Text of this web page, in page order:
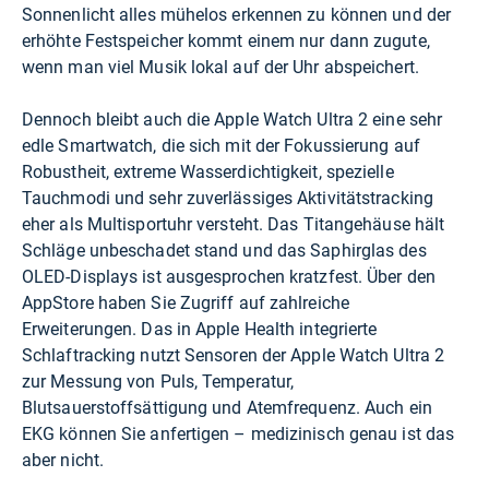
Sonnenlicht alles mühelos erkennen zu können und der
erhöhte Festspeicher kommt einem nur dann zugute,
wenn man viel Musik lokal auf der Uhr abspeichert.
Dennoch bleibt auch die Apple Watch Ultra 2 eine sehr
edle Smartwatch, die sich mit der Fokussierung auf
Robustheit, extreme Wasserdichtigkeit, spezielle
Tauchmodi und sehr zuverlässiges Aktivitätstracking
eher als Multisportuhr versteht. Das Titangehäuse hält
Schläge unbeschadet stand und das Saphirglas des
OLED-Displays ist ausgesprochen kratzfest. Über den
AppStore haben Sie Zugriff auf zahlreiche
Erweiterungen. Das in Apple Health integrierte
Schlaftracking nutzt Sensoren der Apple Watch Ultra 2
zur Messung von Puls, Temperatur,
Blutsauerstoffsättigung und Atemfrequenz. Auch ein
EKG können Sie anfertigen – medizinisch genau ist das
aber nicht.